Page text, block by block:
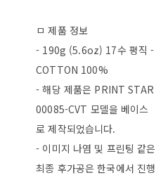
ㅁ 제품 정보
- 190g (5.6oz) 17수 평직 -
COTTON 100%
- 해당 제품은 PRINT STAR
00085-CVT 모델을 베이스
로 제작되었습니다.
- 이미지 나염 및 프린팅 같은
최종 후가공은 한국에서 진행